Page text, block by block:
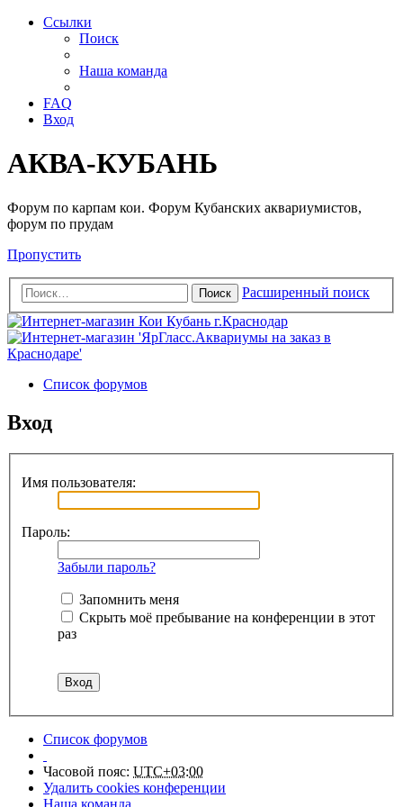
Ссылки
Поиск
Наша команда
FAQ
Вход
АКВА-КУБАНЬ
Форум по карпам кои. Форум Кубанских аквариумистов,
форум по прудам
Пропустить
Поиск Расширенный поиск
Список форумов
Вход
Имя пользователя:
Пароль:
Забыли пароль?
Запомнить меня
Скрыть моё пребывание на конференции в этот
раз
Список форумов
Часовой пояс: UTC+03:00
Удалить cookies конференции
Наша команда